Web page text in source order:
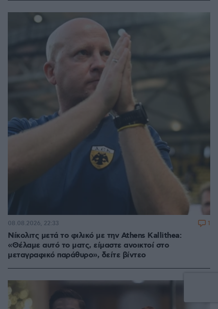
Νίκολιτς μετά το φιλικό με την Athens Kallithea:
«Θέλαμε αυτό το ματς, είμαστε ανοικτοί στο
μεταγραφικό παράθυρο», δείτε βίντεο
08.08.2026, 22:33 1